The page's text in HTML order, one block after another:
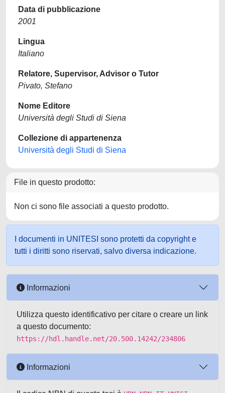
Data di pubblicazione
2001
Lingua
Italiano
Relatore, Supervisor, Advisor o Tutor
Pivato, Stefano
Nome Editore
Università degli Studi di Siena
Collezione di appartenenza
Università degli Studi di Siena
File in questo prodotto:
Non ci sono file associati a questo prodotto.
I documenti in UNITESI sono protetti da copyright e
tutti i diritti sono riservati, salvo diversa indicazione.
Informazioni
Utilizza questo identificativo per citare o creare un link
a questo documento:
https://hdl.handle.net/20.500.14242/234806
Informazioni